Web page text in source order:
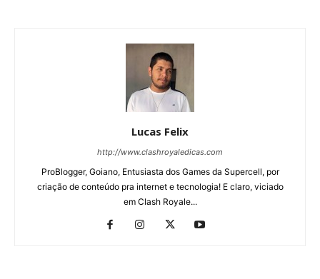
Lucas Felix
http://www.clashroyaledicas.com
ProBlogger, Goiano, Entusiasta dos Games da Supercell, por
criação de conteúdo pra internet e tecnologia! E claro, viciado
em Clash Royale...